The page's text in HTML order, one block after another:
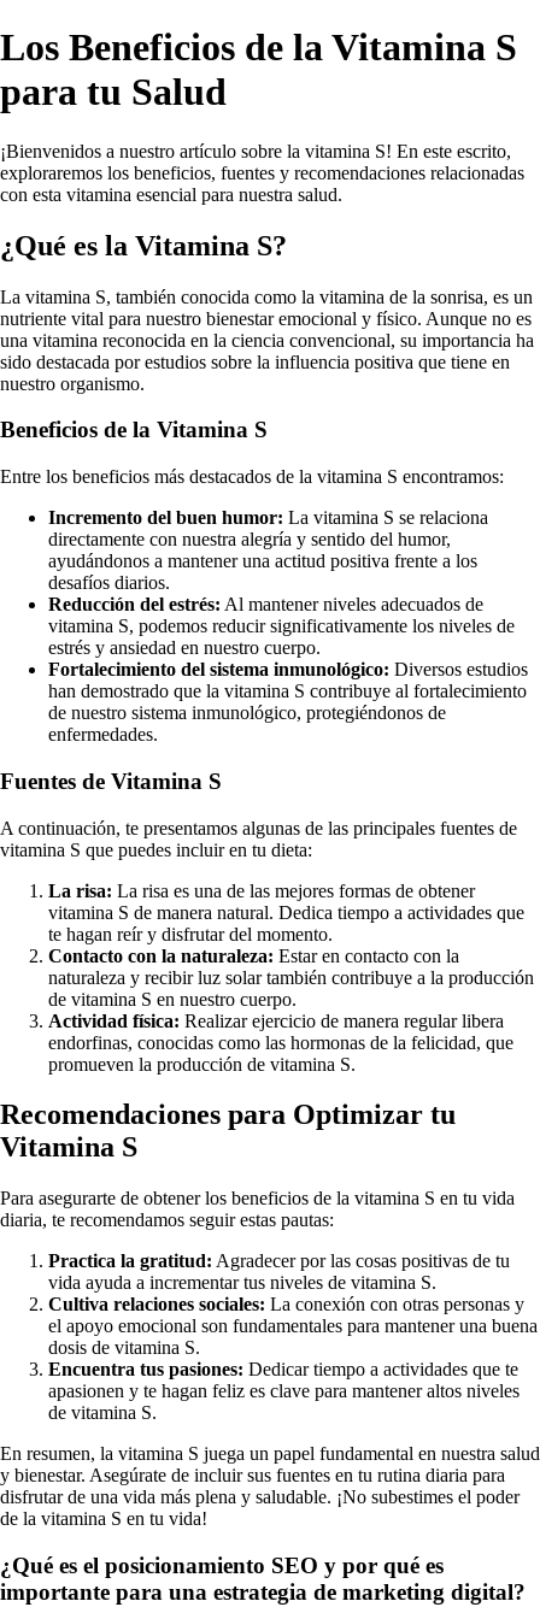
Los Beneficios de la Vitamina S
para tu Salud
¡Bienvenidos a nuestro artículo sobre la vitamina S! En este escrito,
exploraremos los beneficios, fuentes y recomendaciones relacionadas
con esta vitamina esencial para nuestra salud.
¿Qué es la Vitamina S?
La vitamina S, también conocida como la vitamina de la sonrisa, es un
nutriente vital para nuestro bienestar emocional y físico. Aunque no es
una vitamina reconocida en la ciencia convencional, su importancia ha
sido destacada por estudios sobre la influencia positiva que tiene en
nuestro organismo.
Beneficios de la Vitamina S
Entre los beneficios más destacados de la vitamina S encontramos:
Incremento del buen humor: La vitamina S se relaciona
directamente con nuestra alegría y sentido del humor,
ayudándonos a mantener una actitud positiva frente a los
desafíos diarios.
Reducción del estrés: Al mantener niveles adecuados de
vitamina S, podemos reducir significativamente los niveles de
estrés y ansiedad en nuestro cuerpo.
Fortalecimiento del sistema inmunológico: Diversos estudios
han demostrado que la vitamina S contribuye al fortalecimiento
de nuestro sistema inmunológico, protegiéndonos de
enfermedades.
Fuentes de Vitamina S
A continuación, te presentamos algunas de las principales fuentes de
vitamina S que puedes incluir en tu dieta:
La risa: La risa es una de las mejores formas de obtener
vitamina S de manera natural. Dedica tiempo a actividades que
te hagan reír y disfrutar del momento.
Contacto con la naturaleza: Estar en contacto con la
naturaleza y recibir luz solar también contribuye a la producción
de vitamina S en nuestro cuerpo.
Actividad física: Realizar ejercicio de manera regular libera
endorfinas, conocidas como las hormonas de la felicidad, que
promueven la producción de vitamina S.
Recomendaciones para Optimizar tu
Vitamina S
Para asegurarte de obtener los beneficios de la vitamina S en tu vida
diaria, te recomendamos seguir estas pautas:
Practica la gratitud: Agradecer por las cosas positivas de tu
vida ayuda a incrementar tus niveles de vitamina S.
Cultiva relaciones sociales: La conexión con otras personas y
el apoyo emocional son fundamentales para mantener una buena
dosis de vitamina S.
Encuentra tus pasiones: Dedicar tiempo a actividades que te
apasionen y te hagan feliz es clave para mantener altos niveles
de vitamina S.
En resumen, la vitamina S juega un papel fundamental en nuestra salud
y bienestar. Asegúrate de incluir sus fuentes en tu rutina diaria para
disfrutar de una vida más plena y saludable. ¡No subestimes el poder
de la vitamina S en tu vida!
¿Qué es el posicionamiento SEO y por qué es
importante para una estrategia de marketing digital?